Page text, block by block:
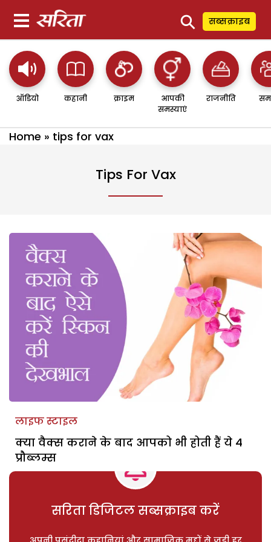
⚲ सब्सक्राइब
ऑडियो कहानी क्राइम
आपकी
समस्याएं
राजनीति
Home » tips for vax
Tips For Vax
लाइफ स्टाइल
क्या वैक्स कराने के बाद आपको भी होती हैं ये 4
प्रौब्लम्स
सरिता डिजिटल सब्सक्राइब करें